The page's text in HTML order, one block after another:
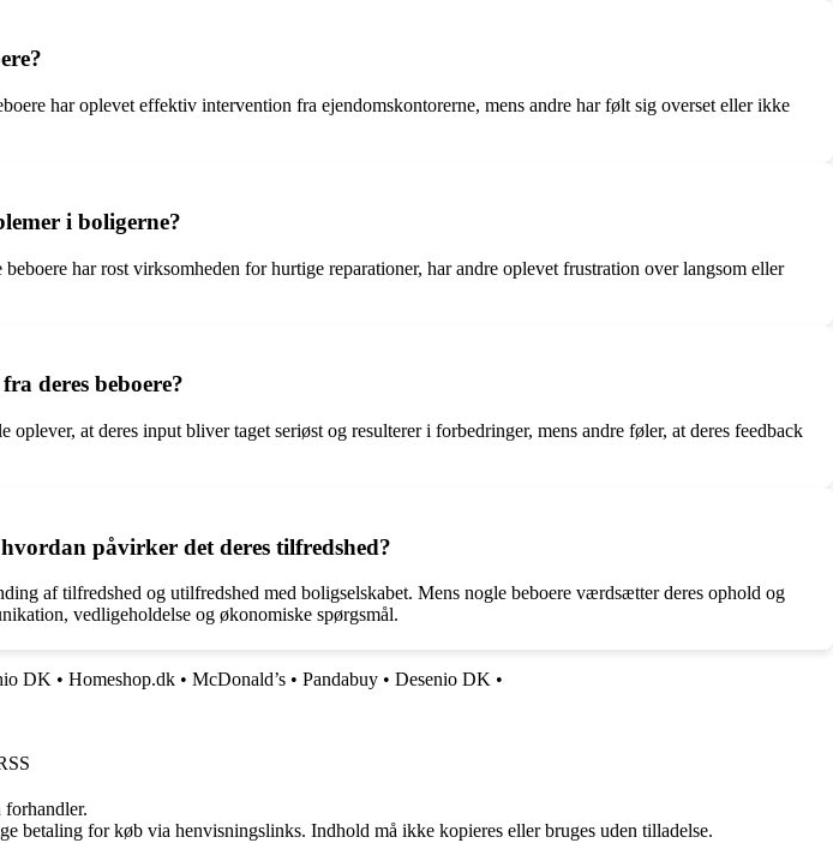
har oplevet effektiv intervention fra ejendomskontorerne, mens andre har følt sig overset eller ikke
i boligerne?
har rost virksomheden for hurtige reparationer, har andre oplevet frustration over langsom eller
deres beboere?
at deres input bliver taget seriøst og resulterer i forbedringer, mens andre føler, at deres feedback
påvirker det deres tilfredshed?
af tilfredshed og utilfredshed med boligselskabet. Mens nogle beboere værdsætter deres ophold og
vedligeholdelse og økonomiske spørgsmål.
DK • Homeshop.dk • McDonald’s • Pandabuy • Desenio DK •
betaling for køb via henvisningslinks. Indhold må ikke kopieres eller bruges uden tilladelse.